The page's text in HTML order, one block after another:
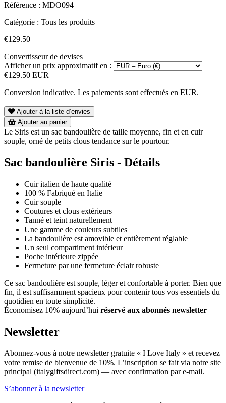
Référence : MDO094
Catégorie : Tous les produits
€129.50
Convertisseur de devises
Afficher un prix approximatif en :
€129.50 EUR
Conversion indicative. Les paiements sont effectués en EUR.
Ajouter à la liste d’envies
Ajouter au panier
Le Siris est un sac bandoulière de taille moyenne, fin et en cuir
souple, orné de petits clous tendance sur le pourtour.
Sac bandoulière Siris - Détails
Cuir italien de haute qualité
100 % Fabriqué en Italie
Cuir souple
Coutures et clous extérieurs
Tanné et teint naturellement
Une gamme de couleurs subtiles
La bandoulière est amovible et entièrement réglable
Un seul compartiment intérieur
Poche intérieure zippée
Fermeture par une fermeture éclair robuste
Ce sac bandoulière est souple, léger et confortable à porter. Bien que
fin, il est suffisamment spacieux pour contenir tous vos essentiels du
quotidien en toute simplicité.
Économisez 10% aujourd’hui réservé aux abonnés newsletter
Newsletter
Abonnez-vous à notre newsletter gratuite « I Love Italy » et recevez
votre remise de bienvenue de 10%. L’inscription se fait via notre site
principal (italygiftsdirect.com) — avec confirmation par e-mail.
S’abonner à la newsletter